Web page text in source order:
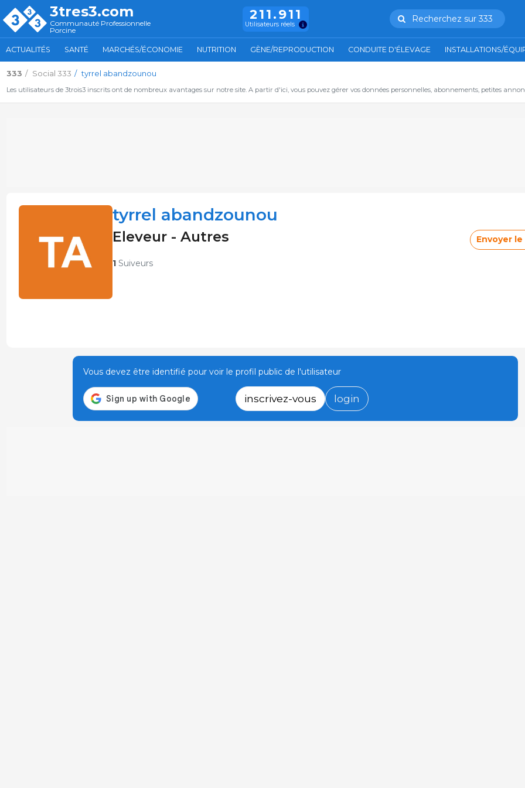
3tres3.com
Communauté Professionnelle
Porcine
211.911
Utilisateurs réels
Recherchez sur 333
ACTUALITÉS SANTÉ MARCHÉS/ÉCONOMIE NUTRITION GÈNE/REPRODUCTION CONDUITE D'ÉLEVAGE INSTALLATIONS/
333 Social 333 tyrrel abandzounou
Les utilisateurs de 3trois3 inscrits ont de nombreux avantages sur notre site. A partir d'ici, vous pouvez gérer vos données personnelles, abonnements, petites
tyrrel abandzounou
Eleveur - Autres
1Suiveurs
Envoyer
Vous devez être identifié pour voir le profil public de l'utilisateur
inscrivez-vous login